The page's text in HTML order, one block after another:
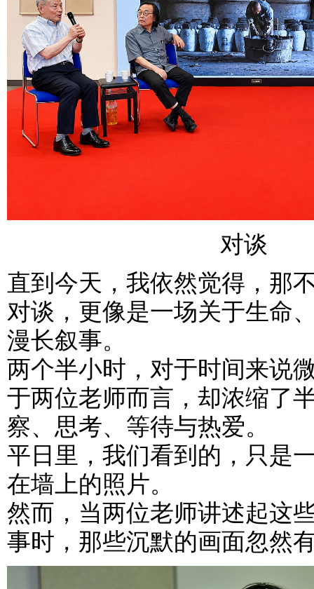
对谈
直到今天，我依然觉得，那
对谈，更像是一场关于生命
漫长叙事。
两个半小时，对于时间来说
于两位老师而言，却浓缩了
察、思考、等待与热爱。
平日里，我们看到的，只是
在墙上的照片。
然而，当两位老师讲述起这
事时，那些沉默的画面忽然